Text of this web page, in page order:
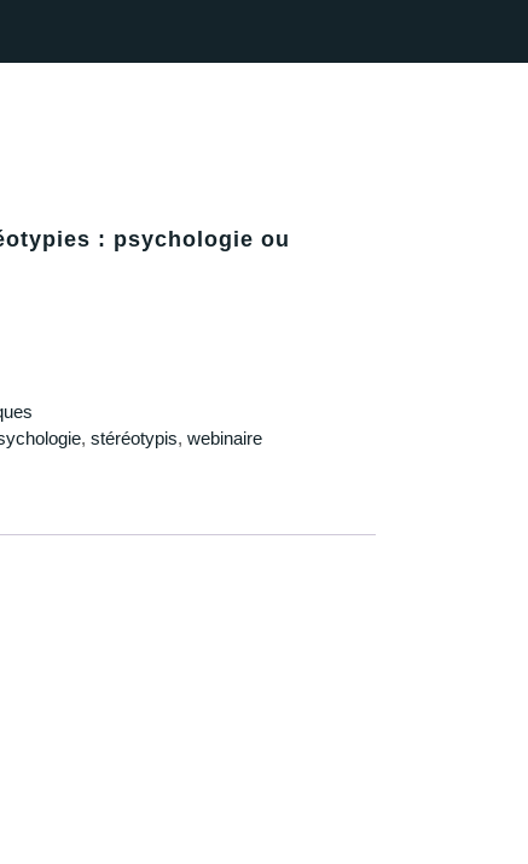
: psychologie ou
: psychologie ou éthologie ?
, stéréotypis, webinaire